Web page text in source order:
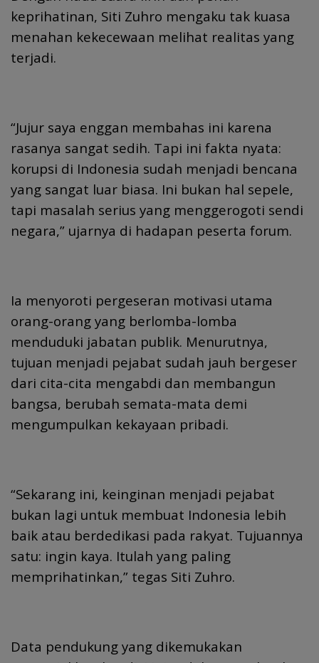
keprihatinan, Siti Zuhro mengaku tak kuasa
menahan kekecewaan melihat realitas yang
terjadi.
“Jujur saya enggan membahas ini karena
rasanya sangat sedih. Tapi ini fakta nyata:
korupsi di Indonesia sudah menjadi bencana
yang sangat luar biasa. Ini bukan hal sepele,
tapi masalah serius yang menggerogoti sendi
negara,” ujarnya di hadapan peserta forum.
Ia menyoroti pergeseran motivasi utama
orang-orang yang berlomba-lomba
menduduki jabatan publik. Menurutnya,
tujuan menjadi pejabat sudah jauh bergeser
dari cita-cita mengabdi dan membangun
bangsa, berubah semata-mata demi
mengumpulkan kekayaan pribadi.
“Sekarang ini, keinginan menjadi pejabat
bukan lagi untuk membuat Indonesia lebih
baik atau berdedikasi pada rakyat. Tujuannya
satu: ingin kaya. Itulah yang paling
memprihatinkan,” tegas Siti Zuhro.
Data pendukung yang dikemukakan